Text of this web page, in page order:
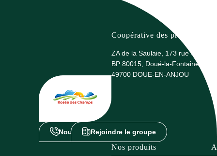
Nous contacterRejoindre le groupe
Coopérative des producteurs
ZA de la Saulaie, 173 rue G. Eiffel
BP 80015, Doué-la-Fontaine
49700 DOUE-EN-ANJOU
Nos produits